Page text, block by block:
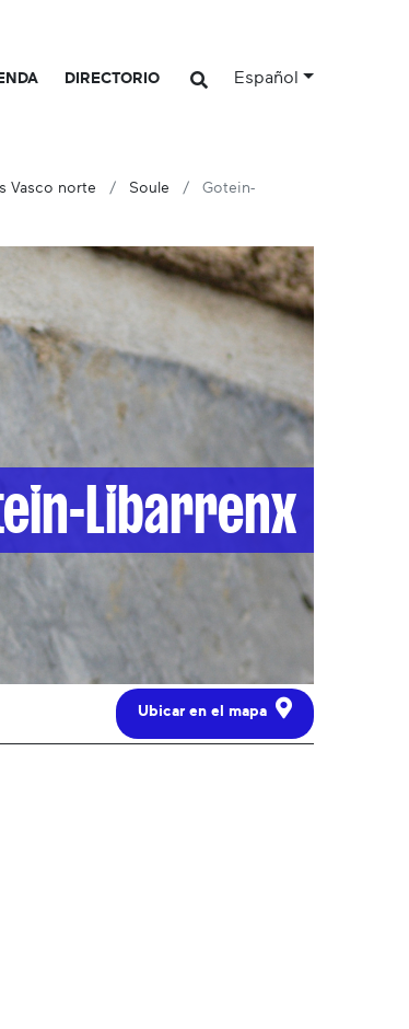
DIRECTORIO Español
Vasco norte Soule
Gotein-
Libarrenx
Ubicar en el mapa